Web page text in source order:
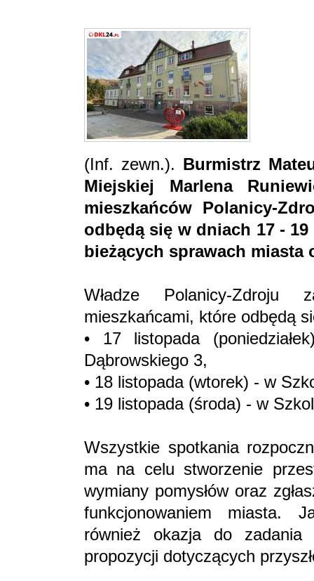
(Inf. zewn.). Burmistrz
Miejskiej Marlena
mieszkańców Polanicy-
odbędą się w dniach 17 -
bieżących sprawach miasta
Władze Polanicy-Zdroju
mieszkańcami, które odbędą
• 17 listopada
Dąbrowskiego 3,
• 18 listopada (wtorek) - w
• 19 listopada (środa) - w
Wszystkie spotkania
ma na celu stworzenie
wymiany pomysłów oraz
funkcjonowaniem miasta.
również okazja do zadania
propozycji dotyczących